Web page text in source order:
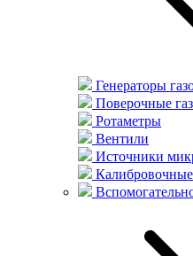
Генераторы
Поверочные
Ротаметры
Вентили
Источники